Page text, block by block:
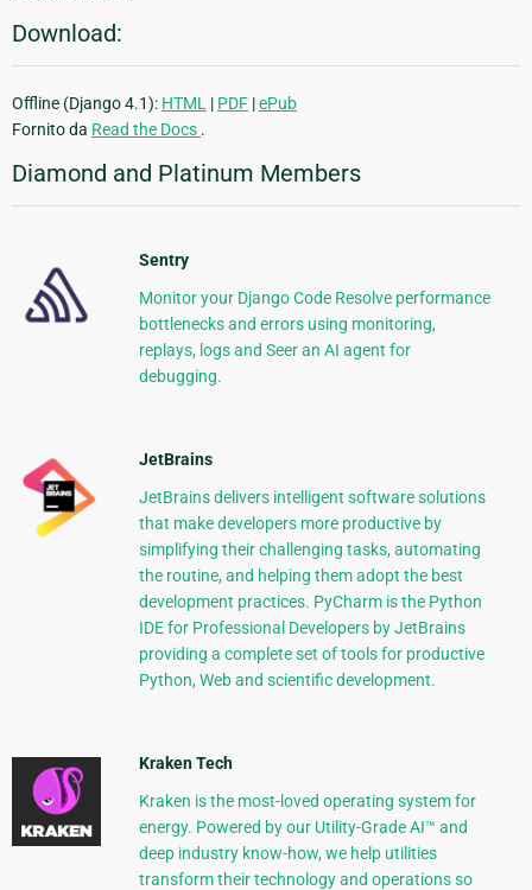
Download:
Offline (Django 4.1): HTML | PDF |ePub
Fornito da Read the Docs .
Diamond and Platinum Members
Sentry
Monitor your Django Code Resolve performance
bottlenecks and errors using monitoring,
replays, logs and Seer an AI agent for
debugging.
JetBrains
JetBrains delivers intelligent software solutions
that make developers more productive by
simplifying their challenging tasks, automating
the routine, and helping them adopt the best
development practices. PyCharm is the Python
IDE for Professional Developers by JetBrains
providing a complete set of tools for productive
Python, Web and scientific development.
Kraken Tech
Kraken is the most-loved operating system for
energy. Powered by our Utility-Grade AI™ and
deep industry know-how, we help utilities
transform their technology and operations so